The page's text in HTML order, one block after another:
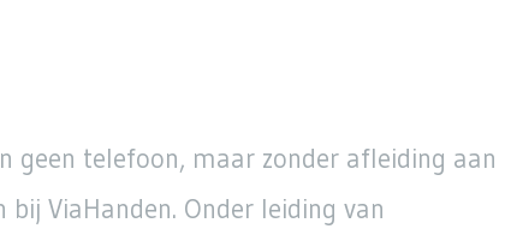
geen telefoon, maar zonder afleiding aan
ViaHanden. Onder leiding van